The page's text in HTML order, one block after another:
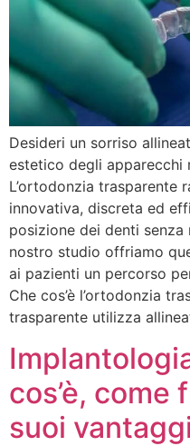
Desideri un sorriso
estetico degli apparecchi
L’ortodonzia trasparente
innovativa, discreta ed
posizione dei denti senza
nostro studio offriamo
ai pazienti un percorso
Che cos’è l’ortodonzia
trasparente utilizza
cos’è, come
suoi vantaggi